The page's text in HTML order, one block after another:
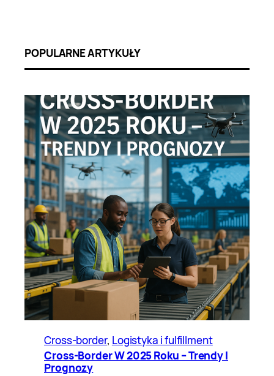
POPULARNE ARTYKUŁY
Cross-border, Logistyka i fulfillment
Cross-Border W 2025 Roku – Trendy I
Prognozy